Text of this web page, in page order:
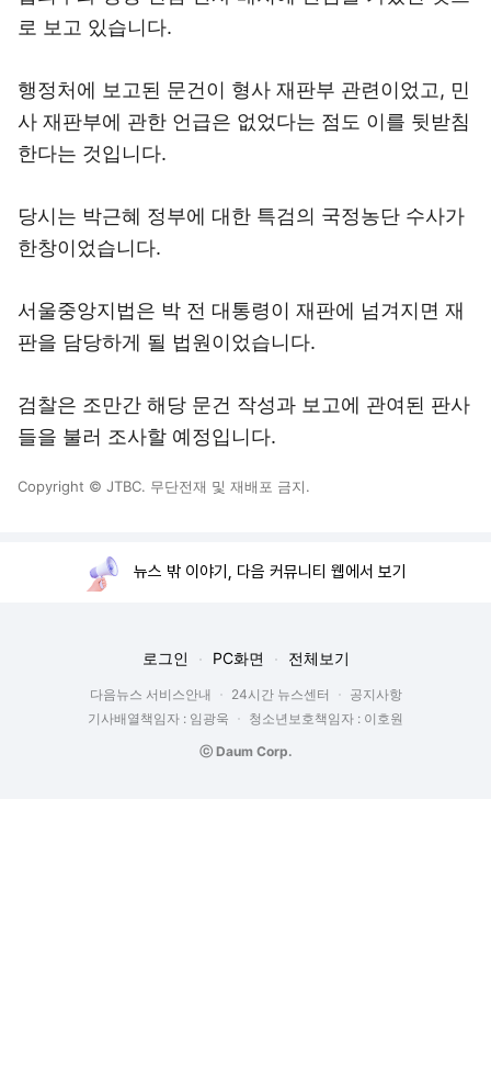
로 보고 있습니다.
행정처에 보고된 문건이 형사 재판부 관련이었고, 민
사 재판부에 관한 언급은 없었다는 점도 이를 뒷받침
한다는 것입니다.
당시는 박근혜 정부에 대한 특검의 국정농단 수사가
한창이었습니다.
서울중앙지법은 박 전 대통령이 재판에 넘겨지면 재
판을 담당하게 될 법원이었습니다.
검찰은 조만간 해당 문건 작성과 보고에 관여된 판사
들을 불러 조사할 예정입니다.
Copyright © JTBC. 무단전재 및 재배포 금지.
뉴스 밖 이야기, 다음 커뮤니티 웹에서 보기
로그인 PC화면 전체보기
다음뉴스 서비스안내 24시간 뉴스센터
공지사항
기사배열책임자 : 임광욱
청소년보호책임자 : 이호원
ⓒ Daum Corp.